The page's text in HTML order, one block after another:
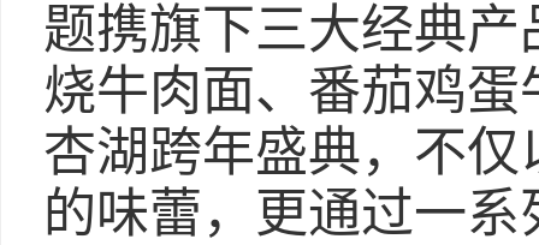
题携旗下三大经典
烧牛肉面、番茄鸡
杏湖跨年盛典，不
的味蕾，更通过一